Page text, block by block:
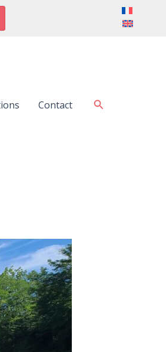
Contact Rechercher